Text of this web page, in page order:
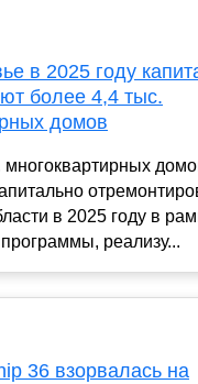
в 2025 году
более 4,4 тыс.
домов
многоквартирных
в 2025 году в
реализу...
36 взорвалась на